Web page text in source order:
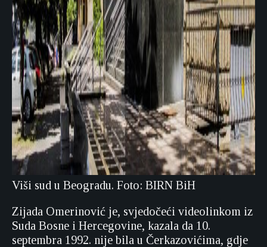
Viši sud u Beogradu. Foto: BIRN BiH
Zijada Omerinović je, svjedočeći videolinkom iz
Suda Bosne i Hercegovine, kazala da 10.
septembra 1992. nije bila u Čerkazovićima, gdje